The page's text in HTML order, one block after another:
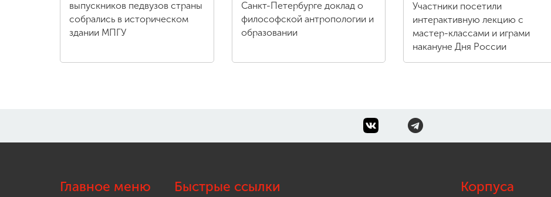
выпускников педвузов страны
собрались в историческом
здании МПГУ
Санкт-Петербурге доклад о
философской антропологии и
образовании
Участники посетили
интерактивную лекцию с
мастер-классами и играми
накануне Дня России
Главное меню Быстрые ссылки Корпуса